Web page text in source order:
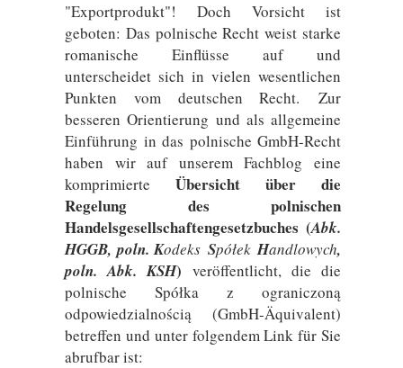
"Exportprodukt"! Doch Vorsicht ist
geboten: Das polnische Recht weist starke
romanische Einflüsse auf und
unterscheidet sich in vielen wesentlichen
Punkten vom deutschen Recht. Zur
besseren Orientierung und als allgemeine
Einführung in das polnische GmbH-Recht
haben wir auf unserem Fachblog eine
komprimierte Übersicht über die
Regelung des polnischen
Handelsgesellschaftengesetzbuches (Abk.
HGGB, poln. Kodeks SpółekHandlowych,
poln. Abk. KSH) veröffentlicht, die die
polnische Spółka z ograniczoną
odpowiedzialnością (GmbH-Äquivalent)
betreffen und unter folgendem Link für Sie
abrufbar ist: